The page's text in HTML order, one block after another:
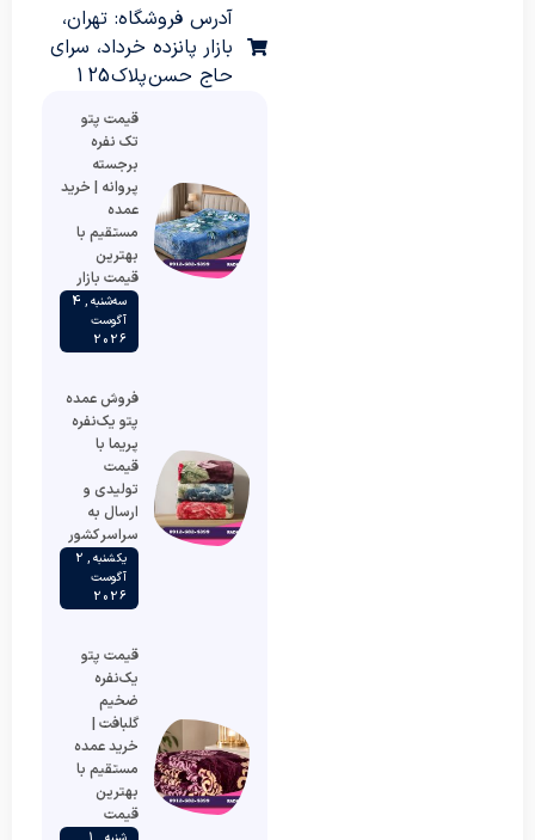
آدرس فروشگاه: تهران،
بازار پانزده خرداد، سرای
حاج حسن پلاک 125
قیمت پتو
تک نفره
برجسته
پروانه | خرید
عمده
مستقیم با
بهترین
قیمت بازار
سه‌شنبه , 4
آگوست
2026
فروش عمده
پتو یک‌نفره
پریما با
قیمت
تولیدی و
ارسال به
سراسر کشور
یکشنبه , 2
آگوست
2026
قیمت پتو
یک‌نفره
ضخیم
گلبافت |
خرید عمده
مستقیم با
بهترین
قیمت